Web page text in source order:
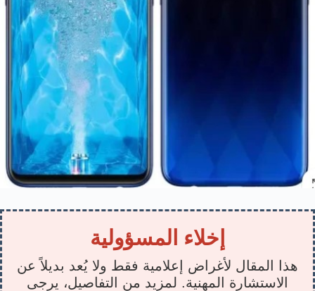
إخلاء المسؤولية
هذا المقال لأغراض إعلامية فقط ولا يُعد بديلاً عن
الاستشارة المهنية. لمزيد من التفاصيل، يرجى